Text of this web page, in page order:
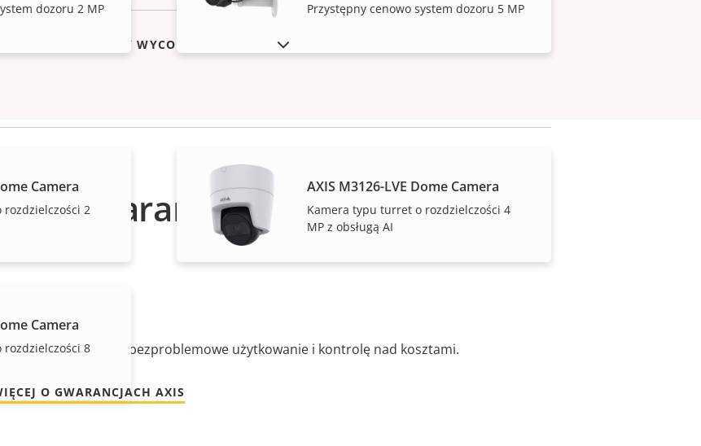
dozoru 2 MP Przystępny cenowo system dozoru 5 MP
Camera
2
AXIS M3126-LVE Dome Camera
Kamera typu turret o rozdzielczości 4
MP z obsługą AI
Camera
8
POKAŻ PRODUKTY WYCOFANE Z RYNKU
Gwarancja
zapewnia bezproblemowe użytkowanie i kontrolę nad kosztami.
O GWARANCJACH AXIS